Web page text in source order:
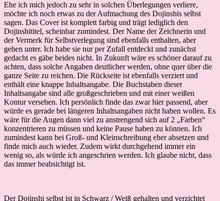
Ehe ich mich jedoch zu sehr in solchen Überlegungen verliere,
möchte ich noch etwas zu der Aufmachung des Dojinshis selbst
sagen. Das Cover ist komplett farbig und trägt lediglich den
Dojinshititel, scheinbar zumindest. Der Name der Zeichnerin und
der Vermerk für Selbstverlegung sind ebenfalls enthalten, aber
gehen unter. Ich habe sie nur per Zufall entdeckt und zunächst
gedacht es gäbe beides nicht. In Zukunft wäre es schöner darauf zu
achten, dass solche Angaben deutlicher werden, ohne quer über die
ganze Seite zu reichen. Die Rückseite ist ebenfalls verziert und
enthält eine knappe Inhaltsangabe. Die Buchstaben dieser
Inhaltsangabe sind alle großgeschrieben und mit einer weißen
Kontur versehen. Ich persönlich finde das zwar hier passend, aber
würde es gerade bei längeren Inhaltsangaben nicht haben wollen. Es
wäre für die Augen dann viel zu anstrengend sich auf 2 „Farben“
konzentrieren zu müssen und keine Pause haben zu können. Ich
zumindest kann bei Groß- und Kleinschreibung eher absetzen und
finde mich auch wieder. Zudem wirkt durchgehend immer ein
wenig so, als würde ich angeschrien werden. Ich glaube nicht, dass
das immer beabsichtigt ist.
Der Dojinshi selbst ist in Schwarz / Weiß gehalten und verzichtet